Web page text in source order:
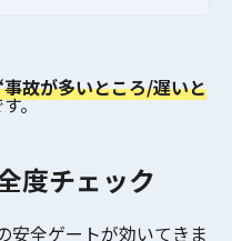
故が多いところ/遅いと
。
度チェック
安全ゲートが効いてきま